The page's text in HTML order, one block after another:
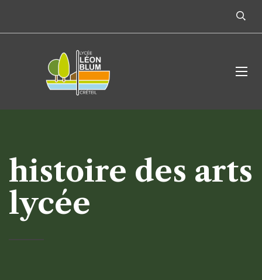
histoire des arts
lycée